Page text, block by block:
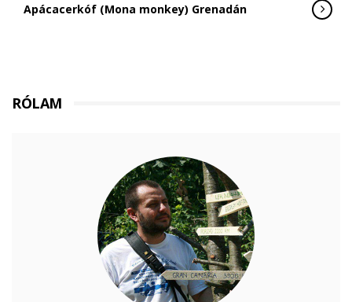
Apácacerkóf (Mona monkey) Grenadán
RÓLAM